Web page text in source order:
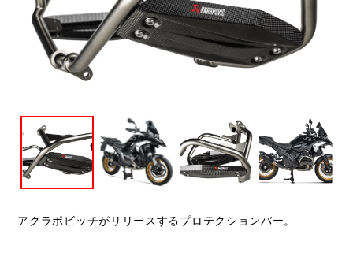
閉じる
アクラポビッチがリリースするプロテクションバー。